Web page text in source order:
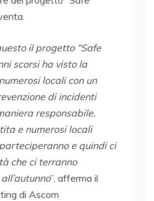
il progetto “Safe
scorsi ha visto la
locali con un
di incidenti
responsabile.
e numerosi locali
e quindi ci
che ci terranno
”, afferma il
di Ascom